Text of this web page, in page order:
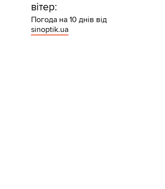
вітер:
Погода на 10 днів від
sinoptik.ua